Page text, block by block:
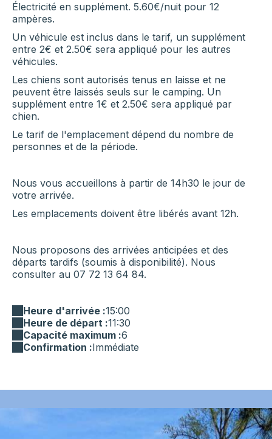
Électricité en supplément. 5.60€/nuit pour 12
ampères.
Un véhicule est inclus dans le tarif, un supplément
entre 2€ et 2.50€ sera appliqué pour les autres
véhicules.
Les chiens sont autorisés tenus en laisse et ne
peuvent être laissés seuls sur le camping. Un
supplément entre 1€ et 2.50€ sera appliqué par
chien.
Le tarif de l'emplacement dépend du nombre de
personnes et de la période.
Nous vous accueillons à partir de 14h30 le jour de
votre arrivée.
Les emplacements doivent être libérés avant 12h.
Nous proposons des arrivées anticipées et des
départs tardifs (soumis à disponibilité). Nous
consulter au 07 72 13 64 84.
Heure d'arrivée :15:00
Heure de départ :11:30
Capacité maximum :6
Confirmation :Immédiate